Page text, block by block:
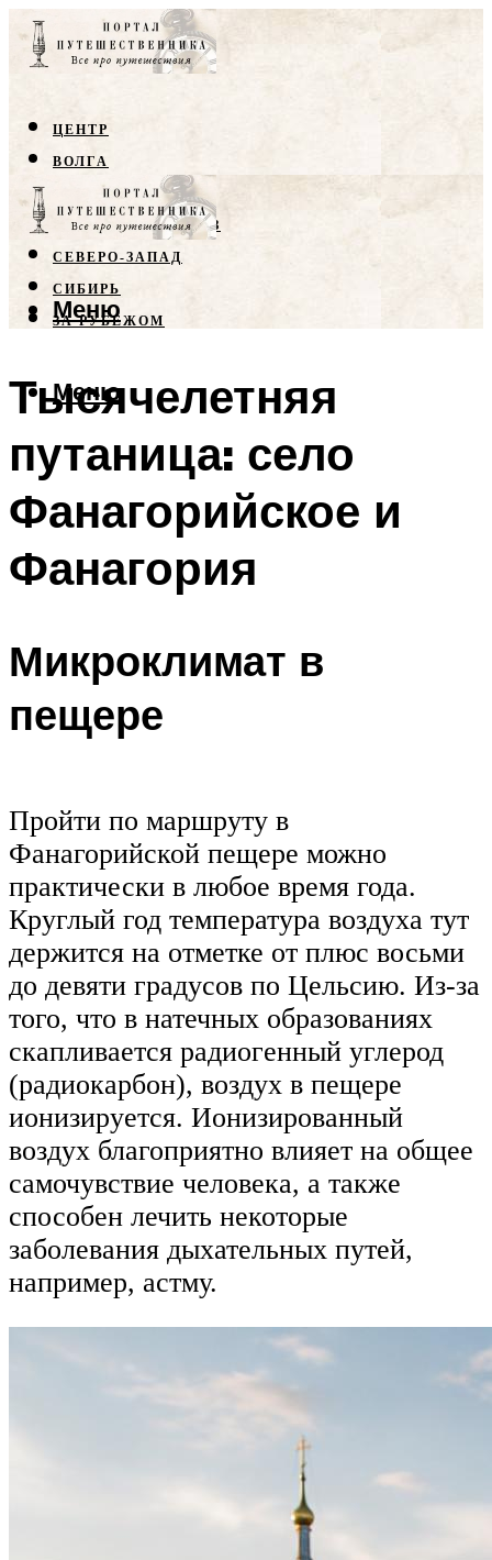
ЦЕНТР
ВОЛГА
КРЫМ
СЕВЕРНЫЙ КАВКАЗ
СЕВЕРО-ЗАПАД
СИБИРЬ
ЗА РУБЕЖОМ
Меню
Меню
Тысячелетняя
путаница: село
Фанагорийское и
Фанагория
Микроклимат в
пещере
Пройти по маршруту в
Фанагорийской пещере можно
практически в любое время года.
Круглый год температура воздуха тут
держится на отметке от плюс восьми
до девяти градусов по Цельсию. Из-за
того, что в натечных образованиях
скапливается радиогенный углерод
(радиокарбон), воздух в пещере
ионизируется. Ионизированный
воздух благоприятно влияет на общее
самочувствие человека, а также
способен лечить некоторые
заболевания дыхательных путей,
например, астму.